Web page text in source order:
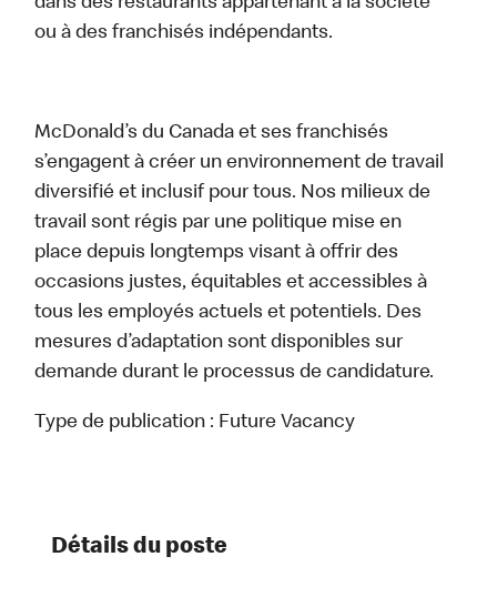
ou à des franchisés indépendants.
McDonald’s du Canada et ses franchisés
s’engagent à créer un environnement de travail
diversifié et inclusif pour tous. Nos milieux de
travail sont régis par une politique mise en
place depuis longtemps visant à offrir des
occasions justes, équitables et accessibles à
tous les employés actuels et potentiels. Des
mesures d’adaptation sont disponibles sur
demande durant le processus de candidature.
Type de publication : Future Vacancy
Détails du poste